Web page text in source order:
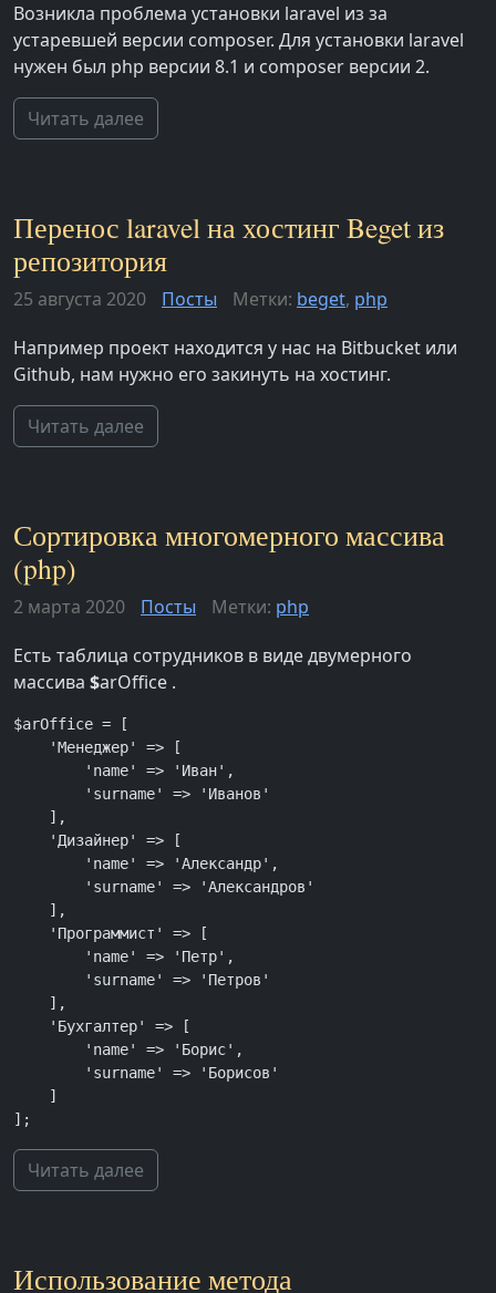
Возникла проблема установки laravel из за
устаревшей версии composer. Для установки laravel
нужен был php версии 8.1 и composer версии 2.
Читать далее
Перенос laravel на хостинг Beget из
репозитория
25 августа 2020 Посты Метки: beget, php
Например проект находится у нас на Bitbucket или
Github, нам нужно его закинуть на хостинг.
Читать далее
Сортировка многомерного массива
(php)
2 марта 2020 Посты Метки: php
Есть таблица сотрудников в виде двумерного
массива $arOffice .
$arOffice = [
];
Читать далее
Использование метода